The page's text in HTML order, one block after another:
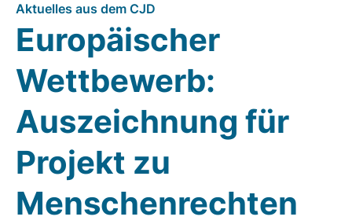
Aktuelles aus dem CJD
Europäischer
Wettbewerb:
Auszeichnung für
Projekt zu
Menschenrechten